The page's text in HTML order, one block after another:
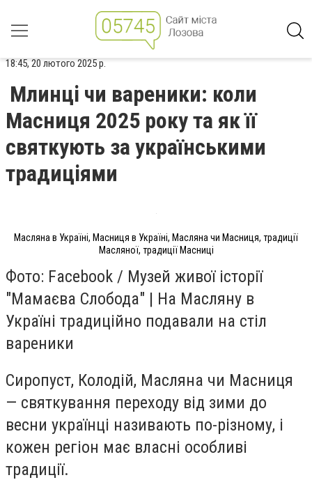
18:45, 20 лютого 2025 р.
Млинці чи вареники: коли
Масниця 2025 року та як її
святкують за українськими
традиціями
Масляна в Україні, Масниця в Україні, Масляна чи Масниця, традиції
Масляної, традиції Масниці
Фото: Facebook / Музей живої історії
"Мамаєва Слобода" | На Масляну в
Україні традиційно подавали на стіл
вареники
Сиропуст, Колодій, Масляна чи Масниця
— святкування переходу від зими до
весни українці називають по-різному, і
кожен регіон має власні особливі
традиції.